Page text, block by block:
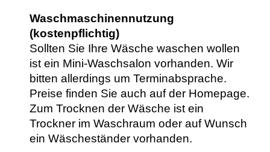
Waschmaschinennutzung
(kostenpflichtig)
Sollten Sie Ihre Wäsche waschen wollen
ist ein Mini-Waschsalon vorhanden. Wir
bitten allerdings um Terminabsprache.
Preise finden Sie auch auf der Homepage.
Zum Trocknen der Wäsche ist ein
Trockner im Waschraum oder auf Wunsch
ein Wäscheständer vorhanden.